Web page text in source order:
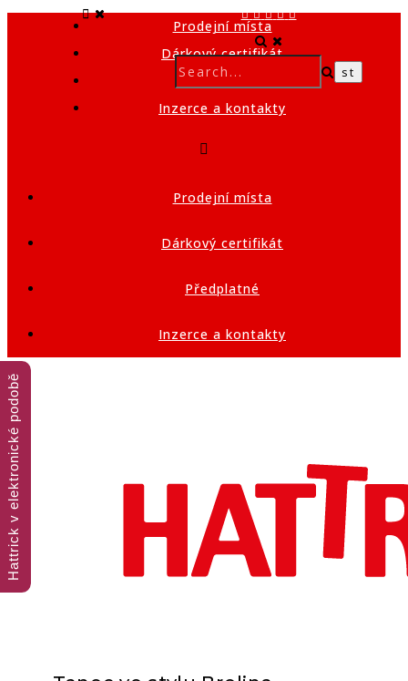
Prodejní místa
Dárkový certifikát
Předplatné
Inzerce a kontakty
Prodejní místa
Dárkový certifikát
Předplatné
Inzerce a kontakty
Hattrick v elektronické podobě